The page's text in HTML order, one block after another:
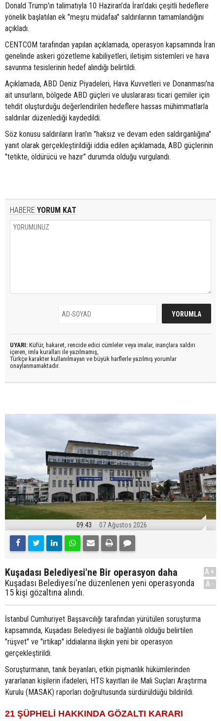
Donald Trump'ın talimatıyla 10 Haziran’da İran'daki çeşitli hedeflere
yönelik başlatılan ek "meşru müdafaa" saldırılarının tamamlandığını
açıkladı.
CENTCOM tarafından yapılan açıklamada, operasyon kapsamında İran
genelinde askeri gözetleme kabiliyetleri, iletişim sistemleri ve hava
savunma tesislerinin hedef alındığı belirtildi.
Açıklamada, ABD Deniz Piyadeleri, Hava Kuvvetleri ve Donanması'na
ait unsurların, bölgede ABD güçleri ve uluslararası ticari gemiler için
tehdit oluşturduğu değerlendirilen hedeflere hassas mühimmatlarla
saldırılar düzenlediği kaydedildi.
Söz konusu saldırıların İran'ın "haksız ve devam eden saldırganlığına"
yanıt olarak gerçekleştirildiği iddia edilen açıklamada, ABD güçlerinin
"tetikte, öldürücü ve hazır" durumda olduğu vurgulandı.
HABERE YORUM KAT
UYARI: Küfür, hakaret, rencide edici cümleler veya imalar, inançlara saldırı
içeren, imla kuralları ile yazılmamış,
Türkçe karakter kullanılmayan ve büyük harflerle yazılmış yorumlar
onaylanmamaktadır.
09:43 07 Ağustos 2026
Kuşadası Belediyesi'ne Bir operasyon daha
Kuşadası Belediyesi'ne düzenlenen yeni operasyonda
15 kişi gözaltına alındı.
A+
A-
İstanbul Cumhuriyet Başsavcılığı tarafından yürütülen soruşturma
kapsamında, Kuşadası Belediyesi ile bağlantılı olduğu belirtilen
"rüşvet" ve "irtikap" iddialarına ilişkin yeni bir operasyon
gerçekleştirildi.
Soruşturmanın, tanık beyanları, etkin pişmanlık hükümlerinden
yararlanan kişilerin ifadeleri, HTS kayıtları ile Mali Suçları Araştırma
Kurulu (MASAK) raporları doğrultusunda sürdürüldüğü bildirildi.
21 ŞÜPHELİ HAKKINDA GÖZALTI KARARI